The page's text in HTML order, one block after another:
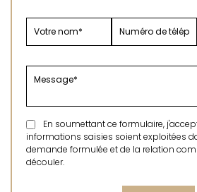
En soumettant ce formulaire,
informations saisies soient exploitées
demande formulée et de la relation
découler.